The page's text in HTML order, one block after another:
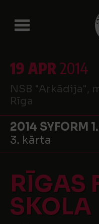
19 APR2014
NSB "Arkādija",
Rīga
2014 SYFORM
3. kārta
RĪGAS
SKOLA